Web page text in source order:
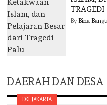
TRAGEDI
By Bina
DAERAH DAN DESA
DKI JAKARTA